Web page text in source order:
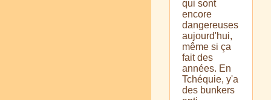
qui sont
encore
dangereuses
aujourd'hui,
même si ça
fait des
années. En
Tchéquie, y'a
des bunkers